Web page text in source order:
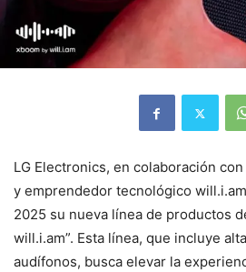
LG Electronics, en colaboración
y emprendedor tecnológico
2025 su nueva línea de productos
will.i.am”. Esta línea, que incluye
audífonos, busca elevar la